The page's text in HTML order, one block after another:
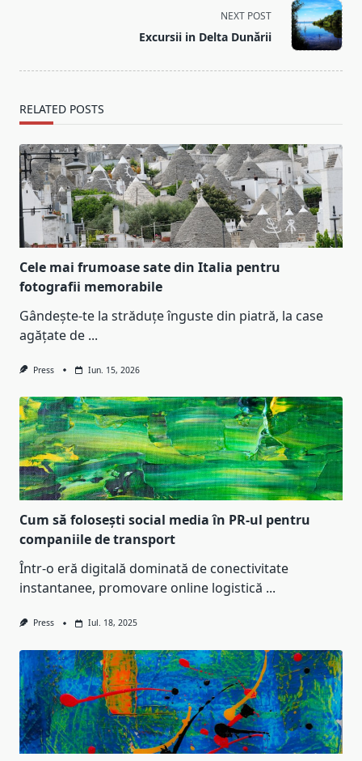
NEXT POST
Excursii in Delta Dunării
RELATED POSTS
Cele mai frumoase sate din Italia pentru
fotografii memorabile
Gândește-te la străduțe înguste din piatră, la case
agățate de ...
Press Iun. 15, 2026
Cum să folosești social media în PR-ul pentru
companiile de transport
Într-o eră digitală dominată de conectivitate
instantanee, promovare online logistică ...
Press Iul. 18, 2025